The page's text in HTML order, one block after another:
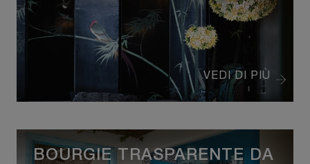
VEDI DI PIÙ
BOURGIE TRASPARENTE DA